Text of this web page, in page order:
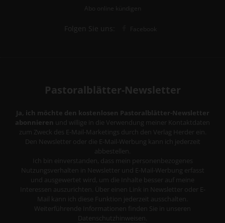
Abo online kündigen
Folgen Sie uns: Facebook
Pastoralblätter-Newsletter
Ja, ich möchte den kostenlosen Pastoralblätter-Newsletter
abonnieren und willige in die Verwendung meiner Kontaktdaten
zum Zweck des E-Mail-Marketings durch den Verlag Herder ein.
Den Newsletter oder die E-Mail-Werbung kann ich jederzeit
abbestellen.
Ich bin einverstanden, dass mein personenbezogenes
Nutzungsverhalten in Newsletter und E-Mail-Werbung erfasst
und ausgewertet wird, um die Inhalte besser auf meine
Interessen auszurichten. Über einen Link in Newsletter oder E-
Mail kann ich diese Funktion jederzeit ausschalten.
Weiterführende Informationen finden Sie in unseren
Datenschutzhinweisen